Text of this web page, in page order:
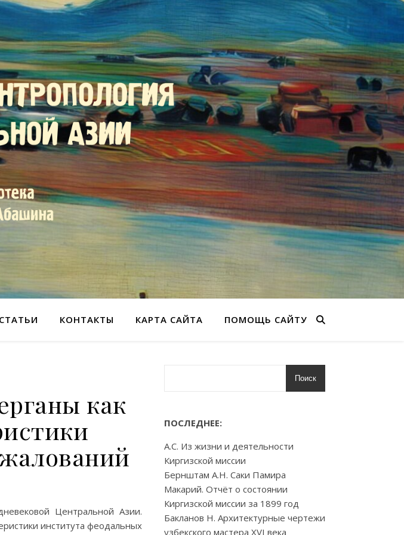
КОНТАКТЫ КАРТА САЙТА ПОМОЩЬ САЙТУ
как
Центральной Азии.
института феодальных
Поиск
ПОСЛЕДНЕЕ:
А.С. Из жизни и деятельности
Киргизской миссии
Бернштам А.Н. Саки Памира
Макарий. Отчёт о состоянии
Киргизской миссии за 1899 год
Бакланов Н. Архитектурные чертежи
узбекского мастера XVI века